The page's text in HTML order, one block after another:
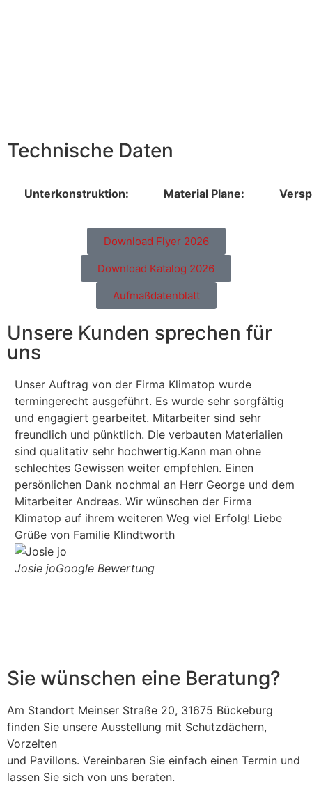
Technische Daten
Unterkonstruktion: Material Plane:
Download Flyer 2026
Download Katalog 2026
Aufmaßdatenblatt
Unsere Kunden sprechen für
uns
Unser Auftrag von der Firma Klimatop wurde
termingerecht ausgeführt. Es wurde sehr sorgfältig
und engagiert gearbeitet. Mitarbeiter sind sehr
freundlich und pünktlich. Die verbauten Materialien
sind qualitativ sehr hochwertig.Kann man ohne
schlechtes Gewissen weiter empfehlen. Einen
persönlichen Dank nochmal an Herr George und dem
Mitarbeiter Andreas. Wir wünschen der Firma
Klimatop auf ihrem weiteren Weg viel Erfolg! Liebe
Grüße von Familie Klindtworth
Josie joGoogle Bewertung
Sie wünschen eine Beratung?
Am Standort Meinser Straße 20, 31675 Bückeburg
finden Sie unsere Ausstellung mit Schutzdächern,
Vorzelten
und Pavillons. Vereinbaren Sie einfach einen Termin und
lassen Sie sich von uns beraten.